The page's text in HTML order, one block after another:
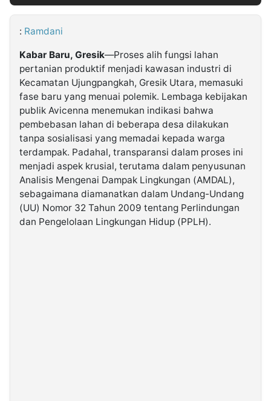
Kabarbaru.co
Kabarbaru
Media
: Ramdani
Kabar Baru, Gresik—Proses alih fungsi lahan
pertanian produktif menjadi kawasan industri di
Kecamatan Ujungpangkah, Gresik Utara, memasuki
fase baru yang menuai polemik. Lembaga kebijakan
publik Avicenna menemukan indikasi bahwa
pembebasan lahan di beberapa desa dilakukan
tanpa sosialisasi yang memadai kepada warga
terdampak. Padahal, transparansi dalam proses ini
menjadi aspek krusial, terutama dalam penyusunan
Analisis Mengenai Dampak Lingkungan (AMDAL),
sebagaimana diamanatkan dalam Undang-Undang
(UU) Nomor 32 Tahun 2009 tentang Perlindungan
dan Pengelolaan Lingkungan Hidup (PPLH).